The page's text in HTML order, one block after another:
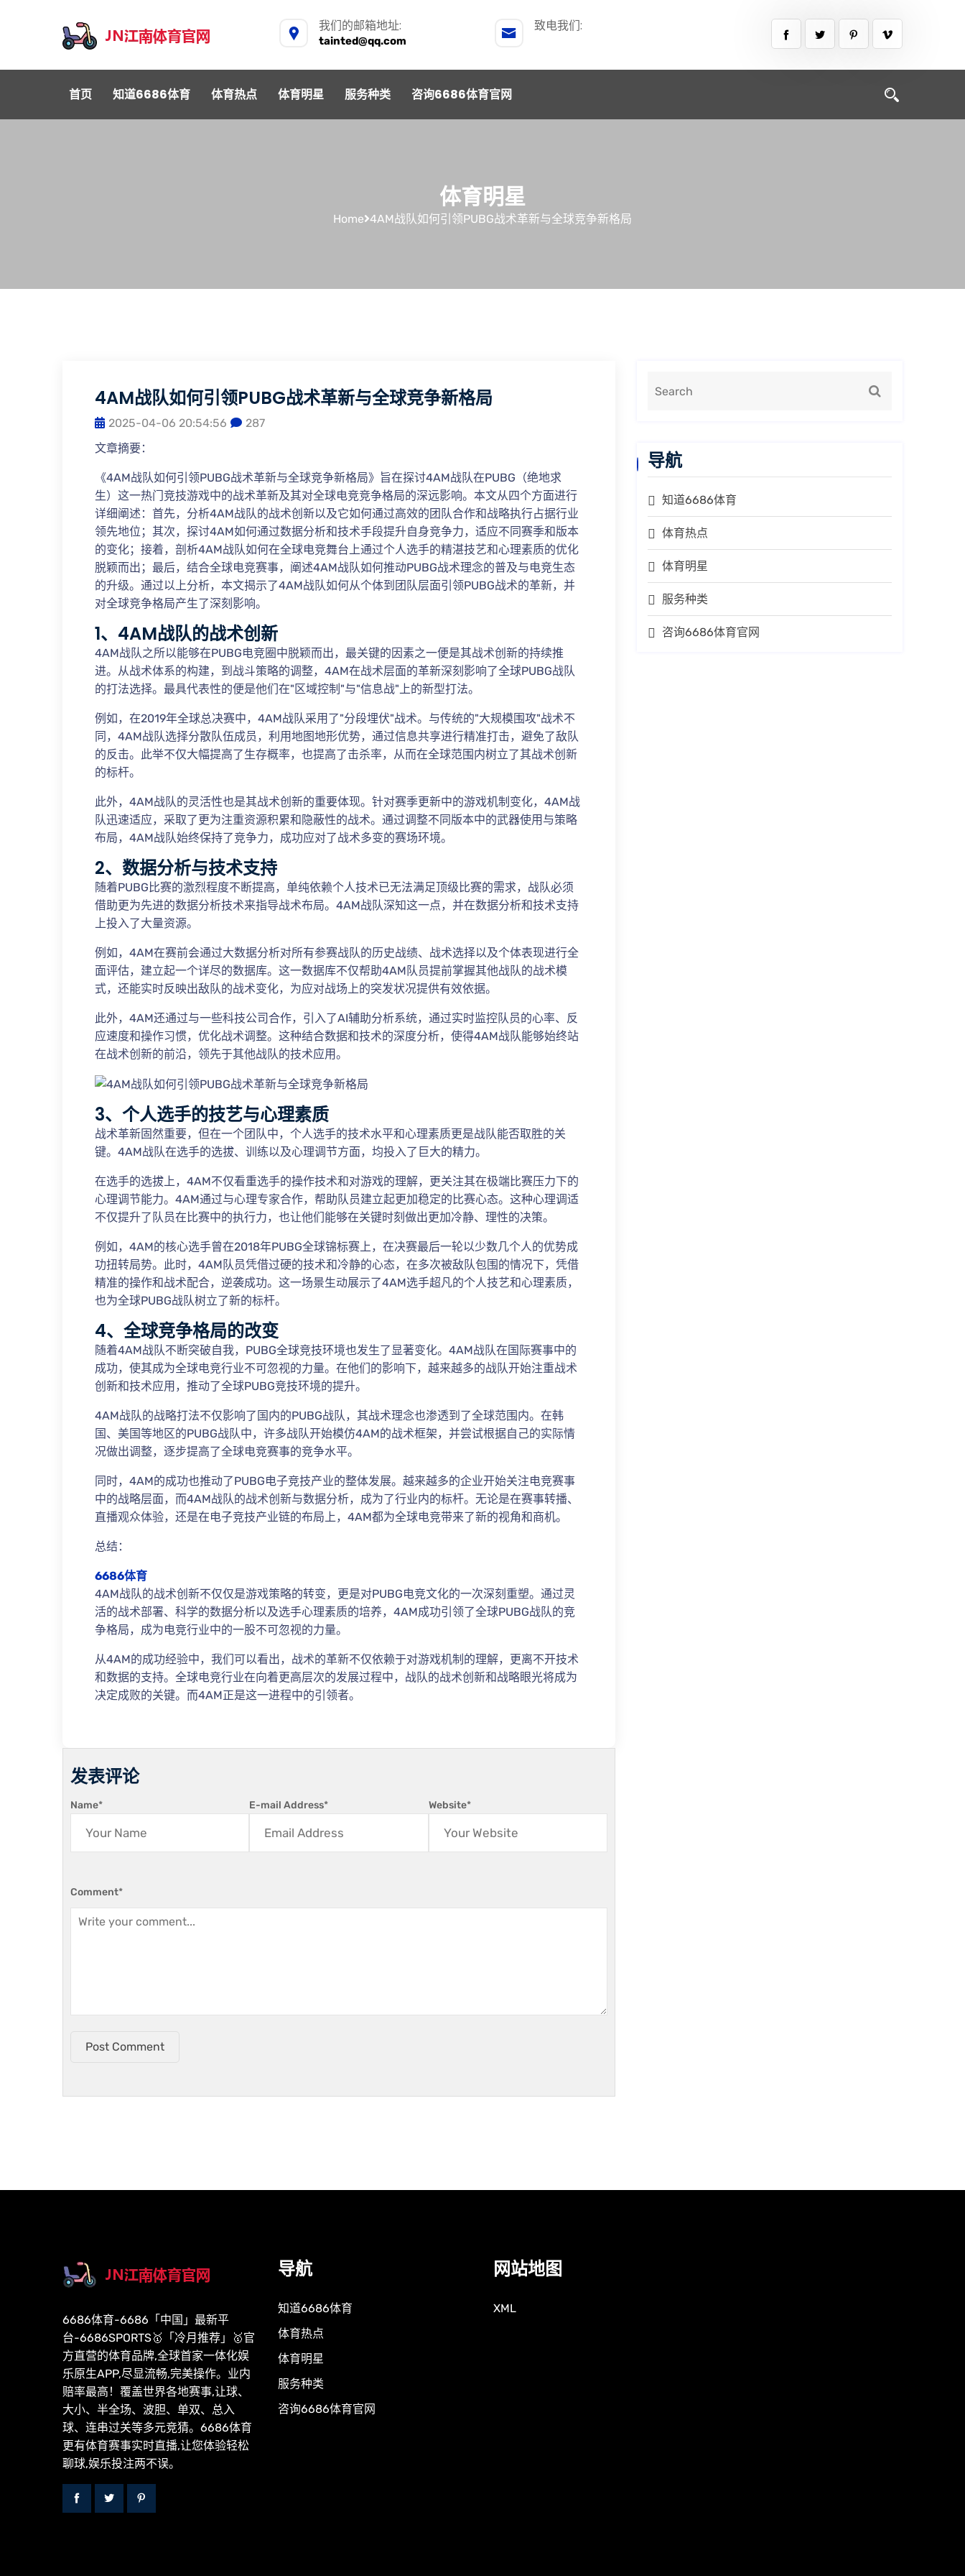
我们的邮箱地址:
tainted@qq.com
致电我们:
首页 知道6686体育 体育热点 体育明星 服务种类 咨询6686体育官网
体育明星
Home 4AM战队如何引领PUBG战术革新与全球竞争新格局
4AM战队如何引领PUBG战术革新与全球竞争新格局
2025-04-06 20:54:56
287
文章摘要：
《4AM战队如何引领PUBG战术革新与全球竞争新格局》旨在探讨4AM战队在PUBG（绝地求
生）这一热门竞技游戏中的战术革新及其对全球电竞竞争格局的深远影响。本文从四个方面进行
详细阐述：首先，分析4AM战队的战术创新以及它如何通过高效的团队合作和战略执行占据行业
领先地位；其次，探讨4AM如何通过数据分析和技术手段提升自身竞争力，适应不同赛季和版本
的变化；接着，剖析4AM战队如何在全球电竞舞台上通过个人选手的精湛技艺和心理素质的优化
脱颖而出；最后，结合全球电竞赛事，阐述4AM战队如何推动PUBG战术理念的普及与电竞生态
的升级。通过以上分析，本文揭示了4AM战队如何从个体到团队层面引领PUBG战术的革新，并
对全球竞争格局产生了深刻影响。
1、4AM战队的战术创新
4AM战队之所以能够在PUBG电竞圈中脱颖而出，最关键的因素之一便是其战术创新的持续推
进。从战术体系的构建，到战斗策略的调整，4AM在战术层面的革新深刻影响了全球PUBG战队
的打法选择。最具代表性的便是他们在"区域控制"与"信息战"上的新型打法。
例如，在2019年全球总决赛中，4AM战队采用了"分段埋伏"战术。与传统的"大规模围攻"战术不
同，4AM战队选择分散队伍成员，利用地图地形优势，通过信息共享进行精准打击，避免了敌队
的反击。此举不仅大幅提高了生存概率，也提高了击杀率，从而在全球范围内树立了其战术创新
的标杆。
此外，4AM战队的灵活性也是其战术创新的重要体现。针对赛季更新中的游戏机制变化，4AM战
队迅速适应，采取了更为注重资源积累和隐蔽性的战术。通过调整不同版本中的武器使用与策略
布局，4AM战队始终保持了竞争力，成功应对了战术多变的赛场环境。
2、数据分析与技术支持
随着PUBG比赛的激烈程度不断提高，单纯依赖个人技术已无法满足顶级比赛的需求，战队必须
借助更为先进的数据分析技术来指导战术布局。4AM战队深知这一点，并在数据分析和技术支持
上投入了大量资源。
例如，4AM在赛前会通过大数据分析对所有参赛战队的历史战绩、战术选择以及个体表现进行全
面评估，建立起一个详尽的数据库。这一数据库不仅帮助4AM队员提前掌握其他战队的战术模
式，还能实时反映出敌队的战术变化，为应对战场上的突发状况提供有效依据。
此外，4AM还通过与一些科技公司合作，引入了AI辅助分析系统，通过实时监控队员的心率、反
应速度和操作习惯，优化战术调整。这种结合数据和技术的深度分析，使得4AM战队能够始终站
在战术创新的前沿，领先于其他战队的技术应用。
3、个人选手的技艺与心理素质
战术革新固然重要，但在一个团队中，个人选手的技术水平和心理素质更是战队能否取胜的关
键。4AM战队在选手的选拔、训练以及心理调节方面，均投入了巨大的精力。
在选手的选拔上，4AM不仅看重选手的操作技术和对游戏的理解，更关注其在极端比赛压力下的
心理调节能力。4AM通过与心理专家合作，帮助队员建立起更加稳定的比赛心态。这种心理调适
不仅提升了队员在比赛中的执行力，也让他们能够在关键时刻做出更加冷静、理性的决策。
例如，4AM的核心选手曾在2018年PUBG全球锦标赛上，在决赛最后一轮以少数几个人的优势成
功扭转局势。此时，4AM队员凭借过硬的技术和冷静的心态，在多次被敌队包围的情况下，凭借
精准的操作和战术配合，逆袭成功。这一场景生动展示了4AM选手超凡的个人技艺和心理素质，
也为全球PUBG战队树立了新的标杆。
4、全球竞争格局的改变
随着4AM战队不断突破自我，PUBG全球竞技环境也发生了显著变化。4AM战队在国际赛事中的
成功，使其成为全球电竞行业不可忽视的力量。在他们的影响下，越来越多的战队开始注重战术
创新和技术应用，推动了全球PUBG竞技环境的提升。
4AM战队的战略打法不仅影响了国内的PUBG战队，其战术理念也渗透到了全球范围内。在韩
国、美国等地区的PUBG战队中，许多战队开始模仿4AM的战术框架，并尝试根据自己的实际情
况做出调整，逐步提高了全球电竞赛事的竞争水平。
同时，4AM的成功也推动了PUBG电子竞技产业的整体发展。越来越多的企业开始关注电竞赛事
中的战略层面，而4AM战队的战术创新与数据分析，成为了行业内的标杆。无论是在赛事转播、
直播观众体验，还是在电子竞技产业链的布局上，4AM都为全球电竞带来了新的视角和商机。
总结：
6686体育
4AM战队的战术创新不仅仅是游戏策略的转变，更是对PUBG电竞文化的一次深刻重塑。通过灵
活的战术部署、科学的数据分析以及选手心理素质的培养，4AM成功引领了全球PUBG战队的竞
争格局，成为电竞行业中的一股不可忽视的力量。
从4AM的成功经验中，我们可以看出，战术的革新不仅依赖于对游戏机制的理解，更离不开技术
和数据的支持。全球电竞行业在向着更高层次的发展过程中，战队的战术创新和战略眼光将成为
决定成败的关键。而4AM正是这一进程中的引领者。
发表评论
Name* E-mail Address* Website*
Comment*
Post Comment
导航
知道6686体育
体育热点
体育明星
服务种类
咨询6686体育官网
6686体育-6686「中国」最新平
台-6686SPORTS🥇「冷月推荐」🥇官
方直营的体育品牌,全球首家一体化娱
乐原生APP,尽显流畅,完美操作。业内
赔率最高！覆盖世界各地赛事,让球、
大小、半全场、波胆、单双、总入
球、连串过关等多元竞猜。6686体育
更有体育赛事实时直播,让您体验轻松
聊球,娱乐投注两不误。
导航
知道6686体育
体育热点
体育明星
服务种类
咨询6686体育官网
网站地图
XML